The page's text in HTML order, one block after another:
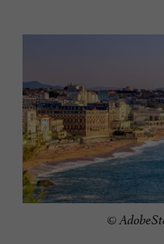
©